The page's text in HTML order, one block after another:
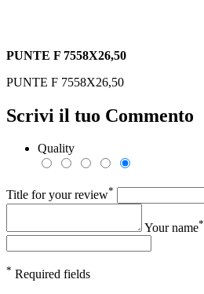
PUNTE F 7558X26,50
PUNTE F 7558X26,50
Scrivi il tuo Commento
Quality
Title for your review*
Your name*
* Required fields